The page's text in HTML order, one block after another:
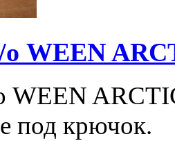
WEEN
WEEN
под крючок.